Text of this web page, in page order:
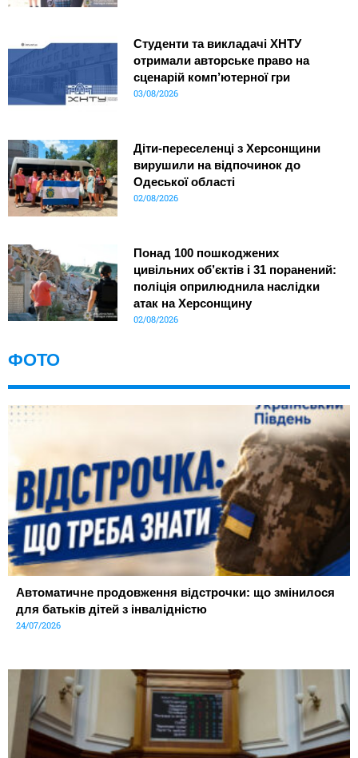
Студенти та викладачі ХНТУ
отримали авторське право на
сценарій комп’ютерної гри
03/08/2026
Діти-переселенці з Херсонщини
вирушили на відпочинок до
Одеської області
02/08/2026
Понад 100 пошкоджених
цивільних об’єктів і 31 поранений:
поліція оприлюднила наслідки
атак на Херсонщину
02/08/2026
ФОТО
Автоматичне продовження відстрочки: що змінилося
для батьків дітей з інвалідністю
24/07/2026